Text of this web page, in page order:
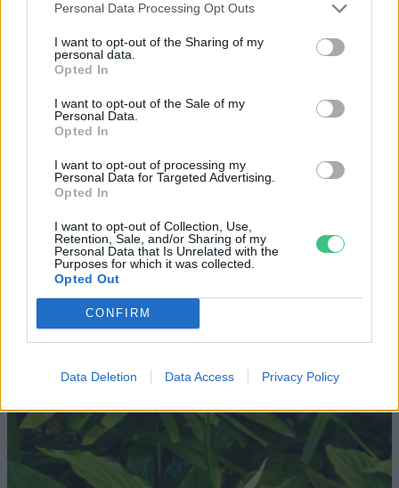
Personal Data Processing Opt Outs
I want to opt-out of the Sharing of my
personal data.
Opted In
I want to opt-out of the Sale of my
Personal Data.
Opted In
I want to opt-out of processing my
Personal Data for Targeted Advertising.
Opted In
I want to opt-out of Collection, Use,
Retention, Sale, and/or Sharing of my
Personal Data that Is Unrelated with the
Purposes for which it was collected.
Opted Out
CONFIRM
Data Deletion Data Access Privacy Policy
Vitorlavirág – Így lesz gyönyörű
a te lakásodban is
ÉLŐ BOLYGÓNK Lonkay Márta 4 perc